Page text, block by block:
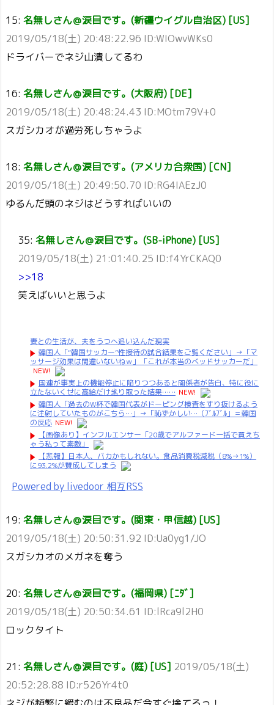
15: 名無しさん＠涙目です。(新疆ウイグル自治区) [US]
2019/05/18(土) 20:48:22.96 ID:WIOwvWKs0
ドライバーでネジ山潰してるわ
16: 名無しさん＠涙目です。(大阪府) [DE]
2019/05/18(土) 20:48:24.43 ID:MOtm79V+0
スガシカオが過労死しちゃうよ
18: 名無しさん＠涙目です。(アメリカ合衆国) [CN]
2019/05/18(土) 20:49:50.70 ID:RG4IAEzJ0
ゆるんだ頭のネジはどうすればいいの
35: 名無しさん＠涙目です。(SB-iPhone) [US]
2019/05/18(土) 21:01:40.25 ID:f4YrCKAQ0
>>18
笑えばいいと思うよ
妻との生活が、夫をうつへ追い込んだ現実
韓国人「“韓国サッカー”性接待の試合結果をご覧ください」→「マ
ッサージ効果は間違いないねｗ」「これが本当のベッドサッカーだ」
NEW!
国連が事実上の機能停止に陥りつつあると関係者が告白、特に役に
立たないくせに高給だけ毟り取った結果…… NEW!
韓国人「過去のW杯で韓国代表がドーピング検査をすり抜けるよう
に注射していたものがこちら…」→「恥ずかしい…（ﾌﾞﾙﾌﾞﾙ」＝韓国
の反応 NEW!
【画像あり】インフルエンサー「20歳でアルファード一括で買えち
ゃう私って素敵」
【悲報】日本人、バカかもしれない。食品消費税減税（8%→1%）
に93.2%が賛成してしまう
Powered by livedoor 相互RSS
19: 名無しさん＠涙目です。(関東・甲信越) [US]
2019/05/18(土) 20:50:31.92 ID:Ua0yg1/JO
スガシカオのメガネを奪う
20: 名無しさん＠涙目です。(福岡県) [ﾆﾀﾞ]
2019/05/18(土) 20:50:34.61 ID:lRca9l2H0
ロックタイト
21: 名無しさん＠涙目です。(庭) [US] 2019/05/18(土)
20:52:28.88 ID:r526Yr4t0